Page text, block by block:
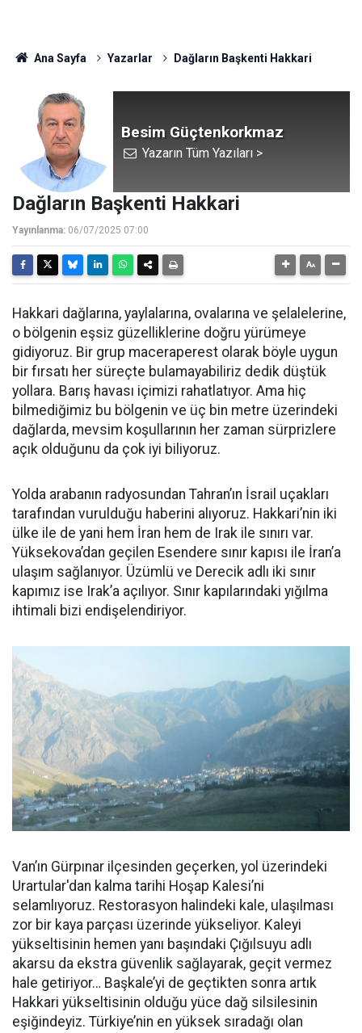
Ana Sayfa Yazarlar Dağların Başkenti Hakkari
Besim Güçtenkorkmaz
Yazarın Tüm Yazıları >
Dağların Başkenti Hakkari
Yayınlanma: 06/07/2025 07:00
Hakkari dağlarına, yaylalarına, ovalarına ve şelalelerine,
o bölgenin eşsiz güzelliklerine doğru yürümeye
gidiyoruz. Bir grup maceraperest olarak böyle uygun
bir fırsatı her süreçte bulamayabiliriz dedik düştük
yollara. Barış havası içimizi rahatlatıyor. Ama hiç
bilmediğimiz bu bölgenin ve üç bin metre üzerindeki
dağlarda, mevsim koşullarının her zaman sürprizlere
açık olduğunu da çok iyi biliyoruz.
Yolda arabanın radyosundan Tahran’ın İsrail uçakları
tarafından vurulduğu haberini alıyoruz. Hakkari’nin iki
ülke ile de yani hem İran hem de Irak ile sınırı var.
Yüksekova’dan geçilen Esendere sınır kapısı ile İran’a
ulaşım sağlanıyor. Üzümlü ve Derecik adlı iki sınır
kapımız ise Irak’a açılıyor. Sınır kapılarındaki yığılma
ihtimali bizi endişelendiriyor.
Van’ın Gürpınar ilçesinden geçerken, yol üzerindeki
Urartular'dan kalma tarihi Hoşap Kalesi’ni
selamlıyoruz. Restorasyon halindeki kale, ulaşılması
zor bir kaya parçası üzerinde yükseliyor. Kaleyi
yükseltisinin hemen yanı başındaki Çığılsuyu adlı
akarsu da ekstra güvenlik sağlayarak, geçit vermez
hale getiriyor… Başkale’yi de geçtikten sonra artık
Hakkari yükseltisinin olduğu yüce dağ silsilesinin
eşiğindeyiz. Türkiye’nin en yüksek sıradağı olan